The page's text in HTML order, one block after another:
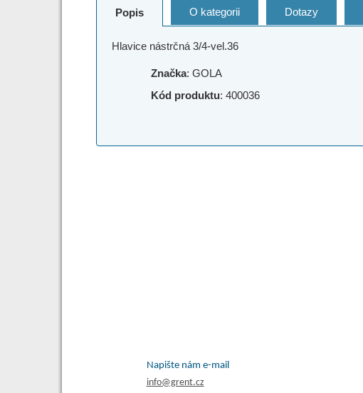
Popis O kategorii Dotazy
Hlavice nástrčná 3/4-vel.36
Značka: GOLA
Kód produktu: 400036
Napište nám e-mail
info@grent.cz